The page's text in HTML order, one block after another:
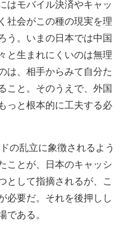
はモバイル決済やキャッ
社会がこの種の現実を理
う。いまの日本では中国
と生まれにくいのは無理
は、相手からみて自分た
こと。そのうえで、外国
っと根本的に工夫する必
の乱立に象徴されるよう
ことが、日本のキャッシ
として指摘されるが、こ
必要だ。それを後押しし
ある。